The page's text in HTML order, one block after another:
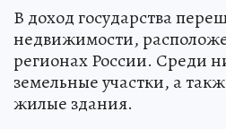
В доход государства
недвижимости,
регионах России. Среди
земельные участки, а
жилые здания.